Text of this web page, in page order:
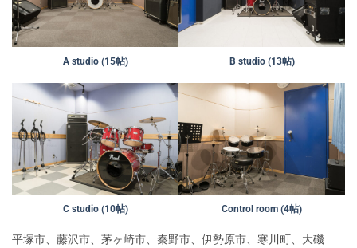
A studio (15帖) B studio (13帖)
C studio (10帖) Control room (4帖)
平塚市、藤沢市、茅ヶ崎市、秦野市、伊勢原市、寒川町、大磯